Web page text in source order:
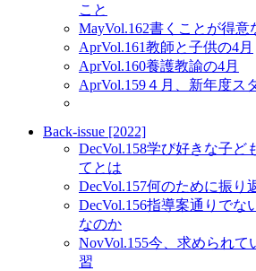
こと
MayVol.162書くことが得意
AprVol.161教師と子供の4月
AprVol.160養護教諭の4月
AprVol.159４月、新年度ス
Back-issue [2022]
DecVol.158学び好きな子ど
てとは
DecVol.157何のために振り
DecVol.156指導案通りでな
なのか
NovVol.155今、求められて
習